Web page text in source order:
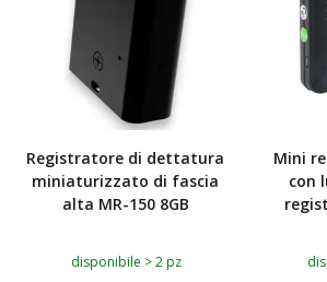
Registratore di dettatura
miniaturizzato di fascia
alta MR-150 8GB
disponibile > 2 pz
Mini
con